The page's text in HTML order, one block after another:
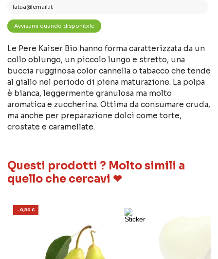
Le Pere Kaiser Bio hanno forma caratterizzata da un
collo oblungo, un piccolo lungo e stretto, una
buccia rugginosa color cannella o tabacco che tende
al giallo nel periodo di piena maturazione. La polpa
è bianca, leggermente granulosa ma molto
aromatica e zuccherina. Ottima da consumare cruda,
ma anche per preparazione dolci come torte,
crostate e caramellate.
Questi prodotti ? Molto simili a
quello che cercavi ❤
-0,50 €